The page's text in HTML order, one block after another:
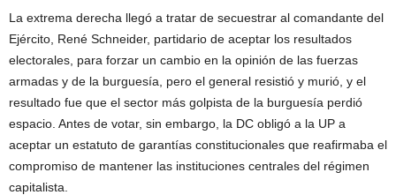
La extrema derecha llegó a tratar de secuestrar al comandante del
Ejército, René Schneider, partidario de aceptar los resultados
electorales, para forzar un cambio en la opinión de las fuerzas
armadas y de la burguesía, pero el general resistió y murió, y el
resultado fue que el sector más golpista de la burguesía perdió
espacio. Antes de votar, sin embargo, la DC obligó a la UP a
aceptar un estatuto de garantías constitucionales que reafirmaba el
compromiso de mantener las instituciones centrales del régimen
capitalista.